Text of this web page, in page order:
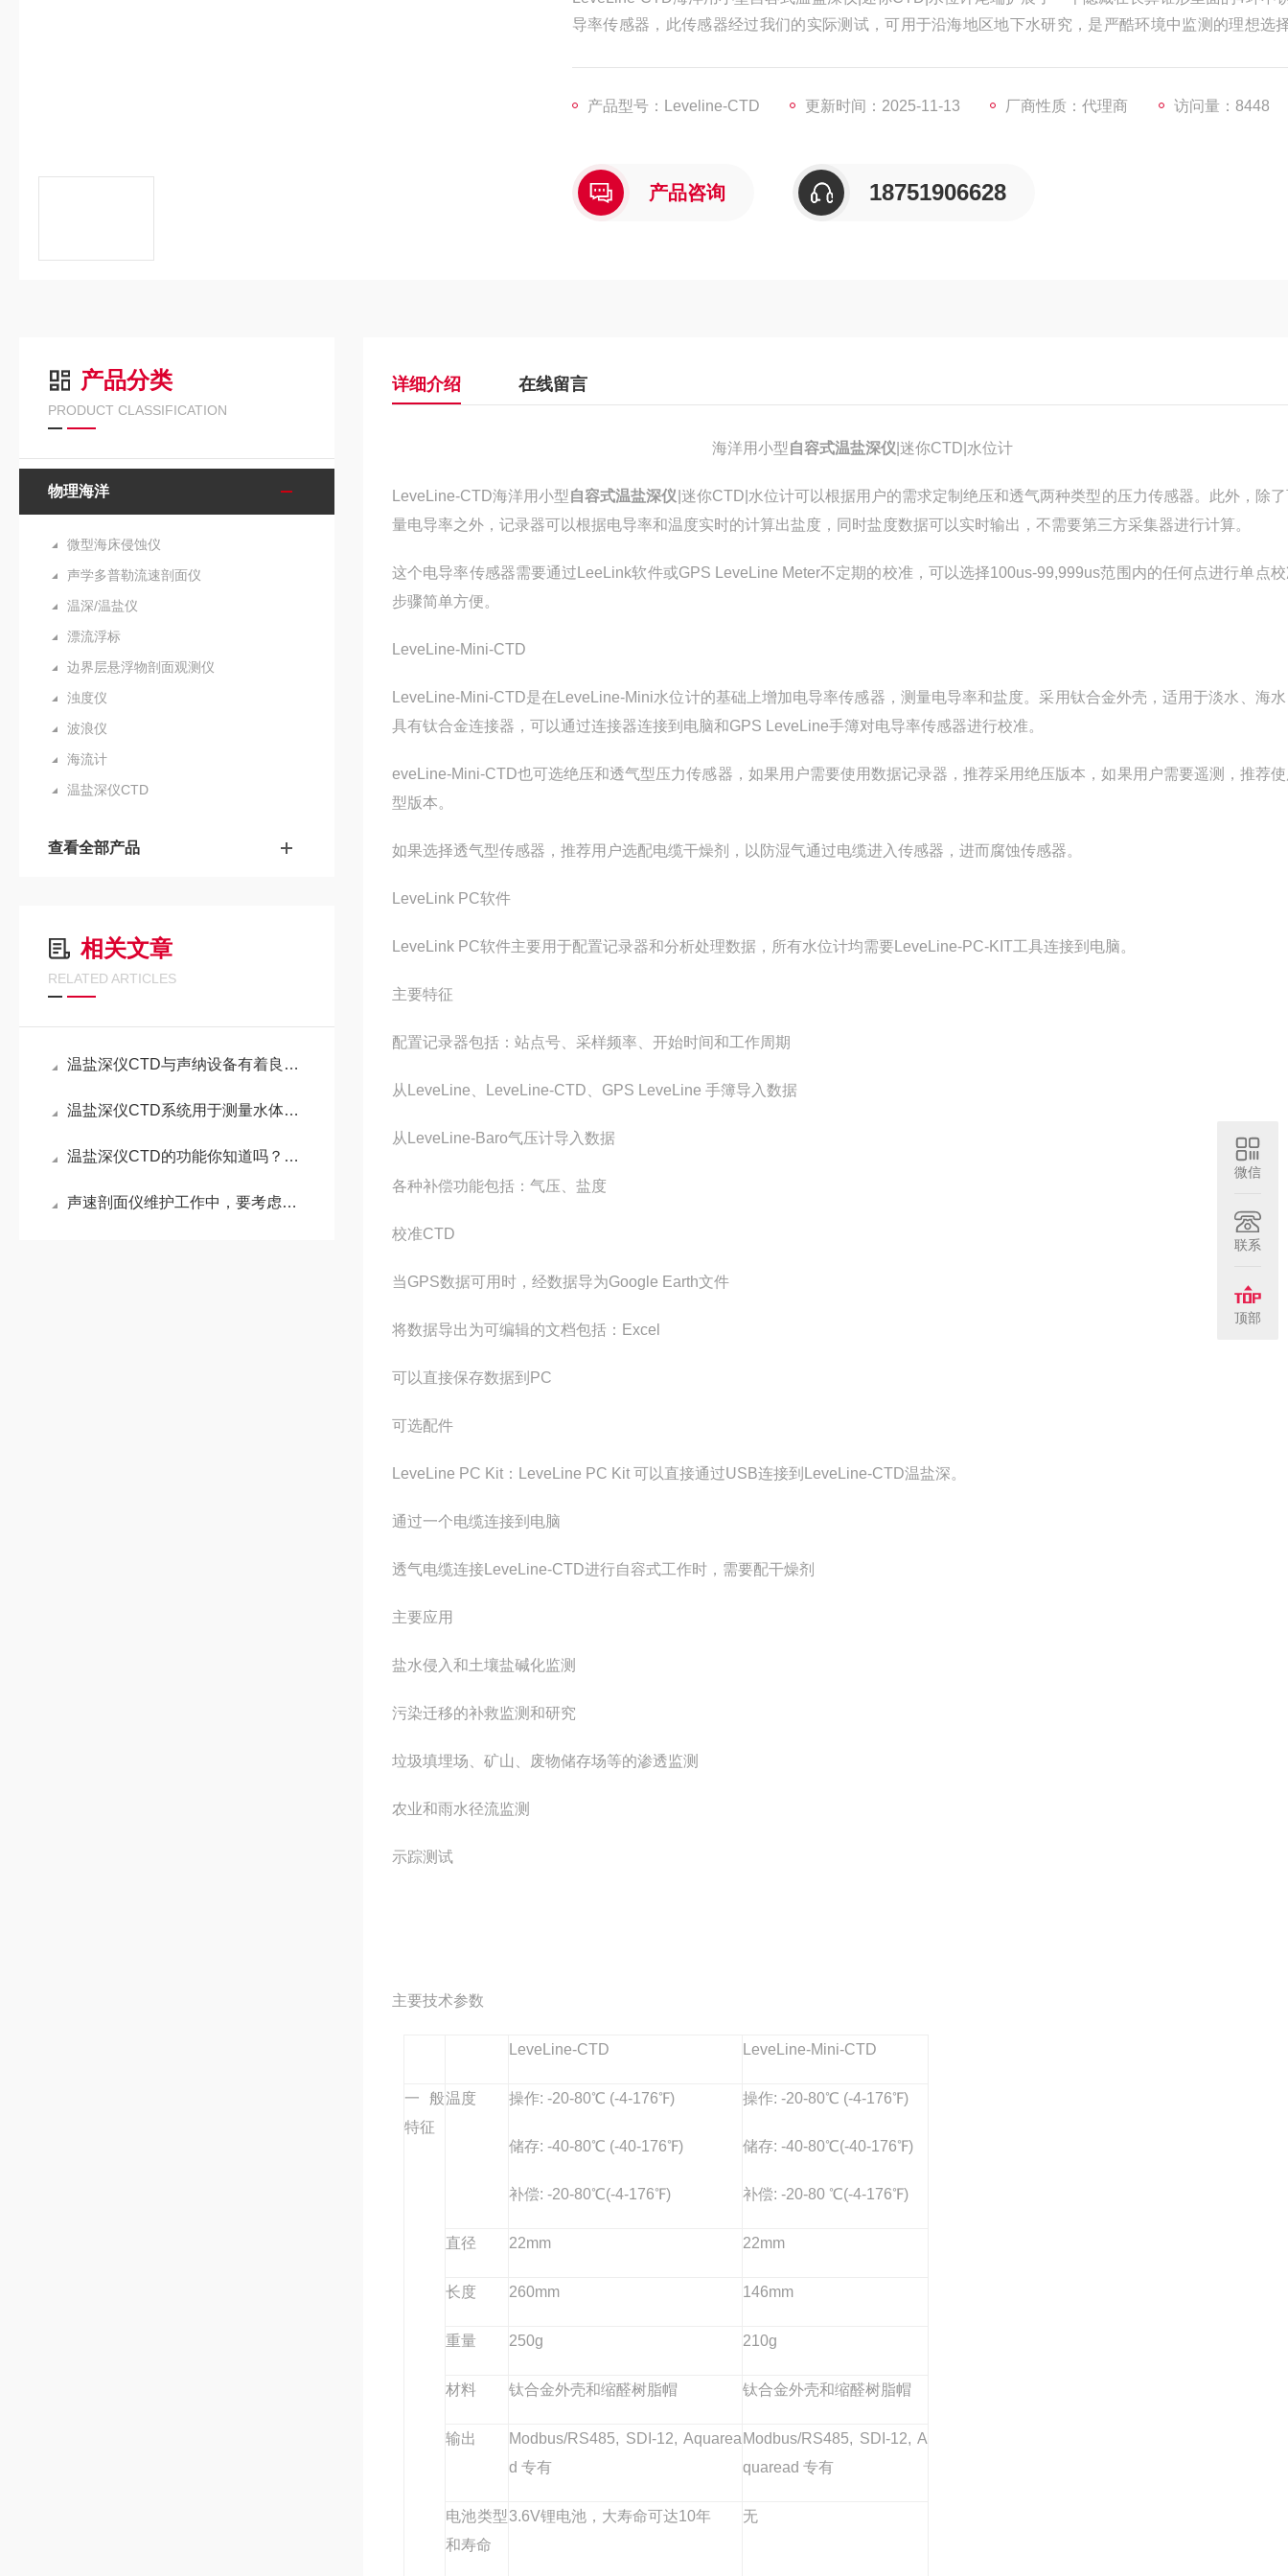
导率传感器，此传感器经过我们的实际测试，可用于沿海地区地下水研究，是严酷环境中监测的理想选
产品型号：Leveline-CTD 更新时间：2025-11-13 厂商性质：代理商 访问量：8448
产品咨询 18751906628
产品分类
PRODUCT CLASSIFICATION
物理海洋
微型海床侵蚀仪
声学多普勒流速剖面仪
温深/温盐仪
漂流浮标
边界层悬浮物剖面观测仪
浊度仪
波浪仪
海流计
温盐深仪CTD
查看全部产品
相关文章
RELATED ARTICLES
温盐深仪CTD与声纳设备有着良好的兼容性
温盐深仪CTD系统用于测量水体的电导率参数，其工作原理介绍
温盐深仪CTD的功能你知道吗？重要的组成结构是哪些？
声速剖面仪维护工作中，要考虑到这些因素
详细介绍 在线留言
海洋用小型 自容式温盐深仪 |迷你CTD|水位计
LeveLine-CTD海洋用小型 自容式温盐深仪 |迷你CTD|水位计可以根据用户的需求定制绝压和透气两种类型的压力传感器。此外，除
量电导率之外，记录器可以根据电导率和温度实时的计算出盐度，同时盐度数据可以实时输出，不需要第三方采集器进行计算。
这个电导率传感器需要通过LeeLink软件或GPS LeveLine Meter不定期的校准，可以选择100us-99,999us范围内的任何点进行单点
步骤简单方便。
LeveLine-Mini-CTD
LeveLine-Mini-CTD是在LeveLine-Mini水位计的基础上增加电导率传感器，测量电导率和盐度。采用钛合金外壳，适用于淡水、海
具有钛合金连接器，可以通过连接器连接到电脑和GPS LeveLine手簿对电导率传感器进行校准。
eveLine-Mini-CTD也可选绝压和透气型压力传感器，如果用户需要使用数据记录器，推荐采用绝压版本，如果用户需要遥测，推荐
型版本。
如果选择透气型传感器，推荐用户选配电缆干燥剂，以防湿气通过电缆进入传感器，进而腐蚀传感器。
LeveLink PC软件
LeveLink PC软件主要用于配置记录器和分析处理数据，所有水位计均需要LeveLine-PC-KIT工具连接到电脑。
主要特征
配置记录器包括：站点号、采样频率、开始时间和工作周期
从LeveLine、LeveLine-CTD、GPS LeveLine 手簿导入数据
从LeveLine-Baro气压计导入数据
各种补偿功能包括：气压、盐度
校准CTD
当GPS数据可用时，经数据导为Google Earth文件
将数据导出为可编辑的文档包括：Excel
可以直接保存数据到PC
可选配件
LeveLine PC Kit：LeveLine PC Kit 可以直接通过USB连接到LeveLine-CTD温盐深。
通过一个电缆连接到电脑
透气电缆连接LeveLine-CTD进行自容式工作时，需要配干燥剂
主要应用
盐水侵入和土壤盐碱化监测
污染迁移的补救监测和研究
垃圾填埋场、矿山、废物储存场等的渗透监测
农业和雨水径流监测
示踪测试
主要技术参数
LeveLine-CTD LeveLine-Mini-CTD
一般
特征
温度 操作: -20-80℃ (-4-176℉)
储存: -40-80℃ (-40-176℉)
补偿: -20-80℃(-4-176℉)
操作: -20-80℃ (-4-176℉)
储存: -40-80℃(-40-176℉)
补偿: -20-80 ℃(-4-176℉)
直径 22mm 22mm
长度 260mm 146mm
重量 250g 210g
材料 钛合金外壳和缩醛树脂帽 钛合金外壳和缩醛树脂帽
输出
Modbus/RS485, SDI-12, Aquarea
d 专有
Modbus/RS485, SDI-12, A
quaread 专有
电池类型
和寿命
3.6V锂电池，大寿命可达10年 无
微信
联系
顶部